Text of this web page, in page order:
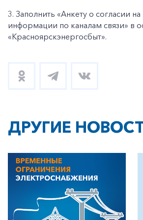
3. Заполнить «Анкету о согласии
информации по каналам связи» в
«Красноярскэнергосбыт».
ДРУГИЕ